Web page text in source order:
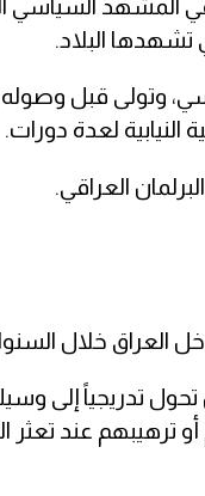
في المشهد السياسي
تشهدها البلاد.
وتولى قبل وصوله
النيابية لعدة دورات.
العراقي.
العراق خلال
تدريجياً إلى
ترهيبهم عند تعثر